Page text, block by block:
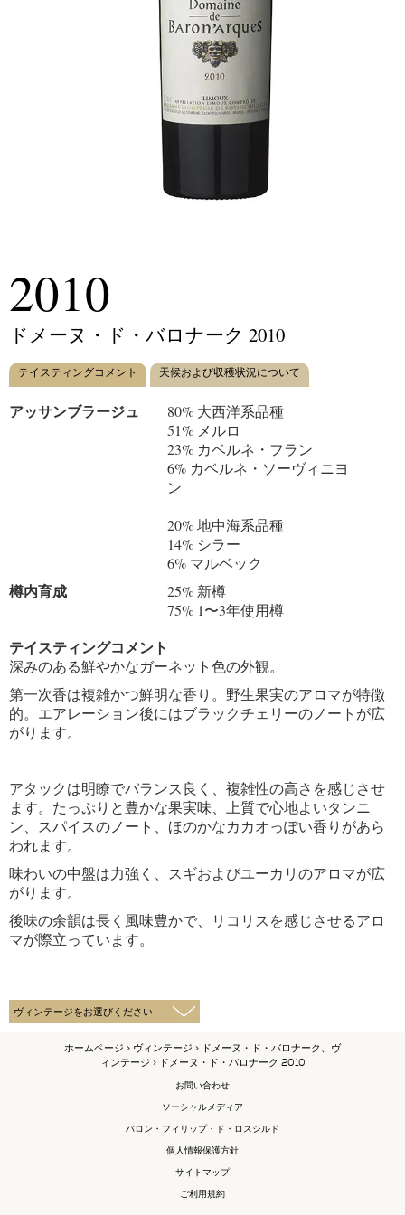
2010
ドメーヌ・ド・バロナーク 2010
テイスティングコメント 天候および収穫状況について
アッサンブラージュ
80% 大西洋系品種
51% メルロ
23% カベルネ・フラン
6% カベルネ・ソーヴィニヨ
ン
20% 地中海系品種
14% シラー
6% マルベック
樽内育成
25% 新樽
75% 1〜3年使用樽
テイスティングコメント
深みのある鮮やかなガーネット色の外観。
第一次香は複雑かつ鮮明な香り。野生果実のアロマが特徴
的。エアレーション後にはブラックチェリーのノートが広
がります。
アタックは明瞭でバランス良く、複雑性の高さを感じさせ
ます。たっぷりと豊かな果実味、上質で心地よいタンニ
ン、スパイスのノート、ほのかなカカオっぽい香りがあら
われます。
味わいの中盤は力強く、スギおよびユーカリのアロマが広
がります。
後味の余韻は長く風味豊かで、リコリスを感じさせるアロ
マが際立っています。
ホームページ > ヴィンテージ > ドメーヌ・ド・バロナーク、ヴ
ィンテージ > ドメーヌ・ド・バロナーク 2010
お問い合わせ
ソーシャルメディア
バロン・フィリップ・ド・ロスシルド
個人情報保護方針
サイトマップ
ご利用規約